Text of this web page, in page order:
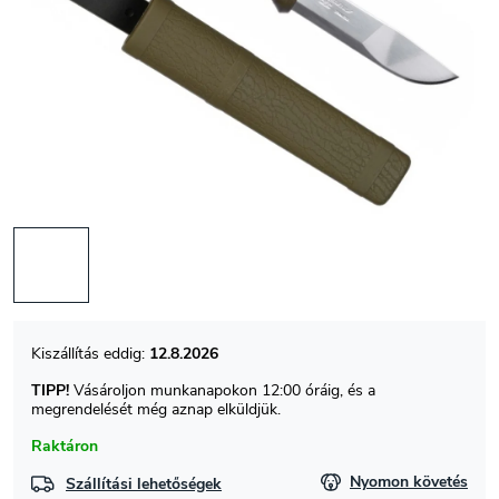
Raktáron
12.8.2026
TIPP! Vásároljon munkanapokon 12:00 óráig, és a
megrendelését még aznap elküldjük.
Szállítási lehetőségek Nyomon követés